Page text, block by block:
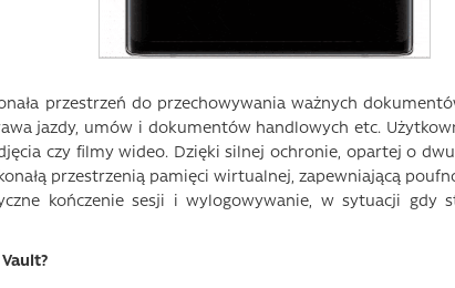
przestrzeń do przechowywania ważnych
jazdy, umów i dokumentów handlowych etc.
czy filmy wideo. Dzięki silnej ochronie, opartej o
przestrzenią pamięci wirtualnej, zapewniającą
kończenie sesji i wylogowywanie, w sytuacji gdy